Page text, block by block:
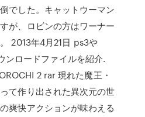
でした。キャットウーマン
が、ロビンの方はワーナー
2013年4月21日 ps3や
ロードファイルを紹介.
2 rar 現れた魔王・
て作り出された異次元の世
爽快アクションが味わえる